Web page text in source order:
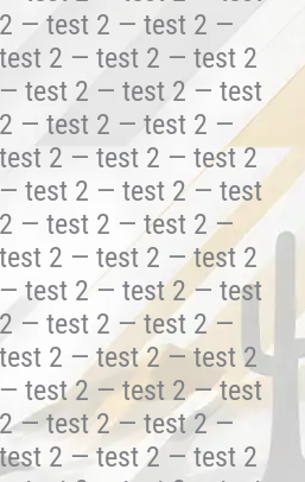
— test 2 — test 2 —
2 — test 2 — test 2
test 2 — test 2 — test
— test 2 — test 2 —
2 — test 2 — test 2
test 2 — test 2 — test
— test 2 — test 2 —
2 — test 2 — test 2
test 2 — test 2 — test
— test 2 — test 2 —
2 — test 2 — test 2
test 2 — test 2 — test
— test 2 — test 2 —
2 — test 2 — test 2